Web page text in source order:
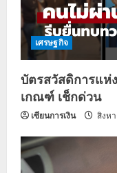
เศรษฐกิจ
บัตรสวัสดิการแห่
เกณฑ์ เช็กด่วน
เซียนการเงิน สิงห